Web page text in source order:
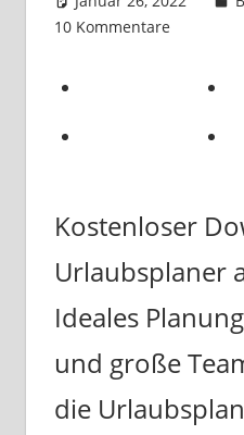
10 Kommentare
Kostenloser
Urlaubsplaner
Ideales
und große
die